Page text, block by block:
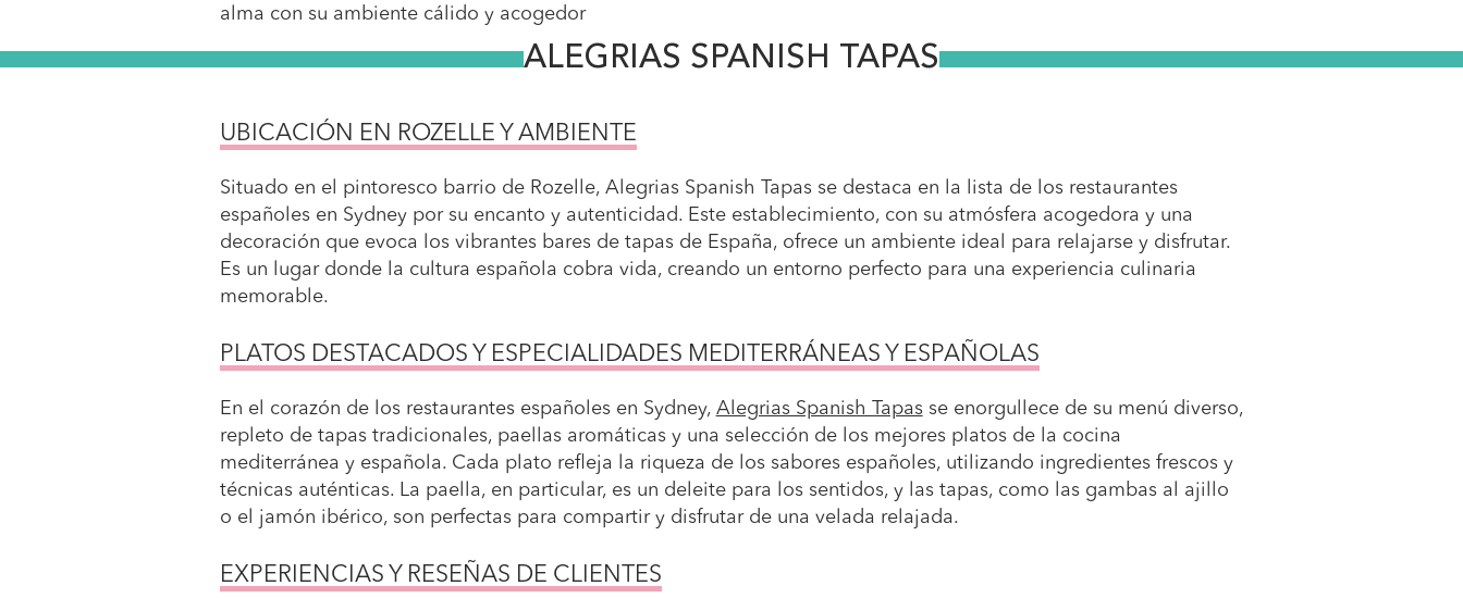
alma con su ambiente cálido y acogedor
ALEGRIAS SPANISH TAPAS
UBICACIÓN EN ROZELLE Y AMBIENTE
Situado en el pintoresco barrio de Rozelle, Alegrias Spanish Tapas se destaca en la lista de los restaurantes
españoles en Sydney por su encanto y autenticidad. Este establecimiento, con su atmósfera acogedora y una
decoración que evoca los vibrantes bares de tapas de España, ofrece un ambiente ideal para relajarse y disfrutar.
Es un lugar donde la cultura española cobra vida, creando un entorno perfecto para una experiencia culinaria
memorable.
PLATOS DESTACADOS Y ESPECIALIDADES MEDITERRÁNEAS Y ESPAÑOLAS
En el corazón de los restaurantes españoles en Sydney, Alegrias Spanish Tapas se enorgullece de su menú diverso,
repleto de tapas tradicionales, paellas aromáticas y una selección de los mejores platos de la cocina
mediterránea y española. Cada plato refleja la riqueza de los sabores españoles, utilizando ingredientes frescos y
técnicas auténticas. La paella, en particular, es un deleite para los sentidos, y las tapas, como las gambas al ajillo
o el jamón ibérico, son perfectas para compartir y disfrutar de una velada relajada.
EXPERIENCIAS Y RESEÑAS DE CLIENTES